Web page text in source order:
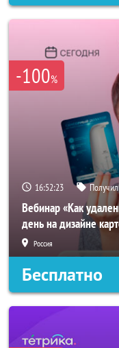
-100%
16:52:22
Вебинар «Как
день на дизайне
Россия
Бесплатно